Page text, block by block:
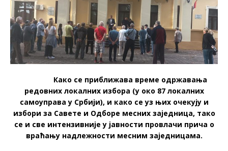
Како се приближава време одржавања
редовних локалних избора (у око 87 локалних
самоуправа у Србији), и како се уз њих очекују и
избори за Савете и Одборе месних заједница, тако
се и све интензивније у јавности провлачи прича о
враћању надлежности месним заједницама.